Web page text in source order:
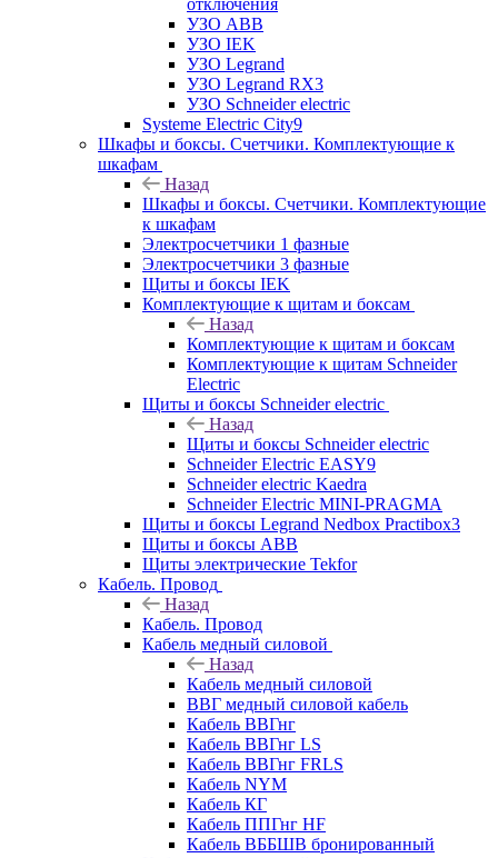
УЗО ABB
УЗО IEK
УЗО Legrand
УЗО Legrand RX3
УЗО Schneider electric
Systeme Electric City9
Шкафы и боксы. Счетчики. Комплектующие к
шкафам
Назад
Шкафы и боксы. Счетчики. Комплектующие
к шкафам
Электросчетчики 1 фазные
Электросчетчики 3 фазные
Щиты и боксы IEK
Комплектующие к щитам и боксам
Назад
Комплектующие к щитам и боксам
Комплектующие к щитам Schneider
Electric
Щиты и боксы Schneider electric
Назад
Щиты и боксы Schneider electric
Schneider Electric EASY9
Schneider electric Kaedra
Schneider Electric MINI-PRAGMA
Щиты и боксы Legrand Nedbox Practibox3
Щиты и боксы ABB
Щиты электрические Tekfor
Кабель. Провод
Назад
Кабель. Провод
Кабель медный силовой
Назад
Кабель медный силовой
ВВГ медный силовой кабель
Кабель ВВГнг
Кабель ВВГнг LS
Кабель ВВГнг FRLS
Кабель NYM
Кабель КГ
Кабель ППГнг HF
Кабель ВББШВ бронированный